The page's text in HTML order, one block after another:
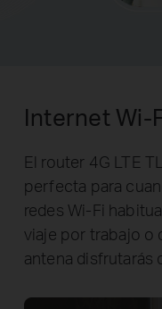
Internet Wi-
El router 4G LTE
perfecta para
redes Wi-Fi
viaje por trabajo o
antena disfrutarás